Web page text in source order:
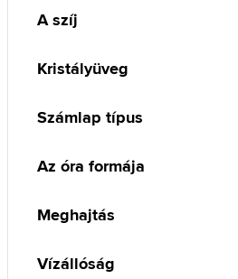
A szíj
Kristályüveg
Számlap típus
Az óra formája
Meghajtás
Vízállóság